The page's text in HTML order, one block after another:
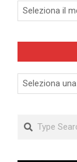
Archivi
Categorie
Search